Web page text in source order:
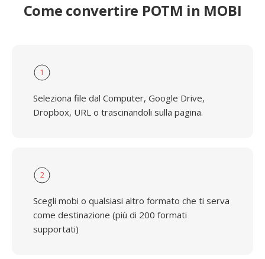
Come convertire POTM in MOBI
1
Seleziona file dal Computer, Google Drive,
Dropbox, URL o trascinandoli sulla pagina.
2
Scegli mobi o qualsiasi altro formato che ti serva
come destinazione (più di 200 formati
supportati)